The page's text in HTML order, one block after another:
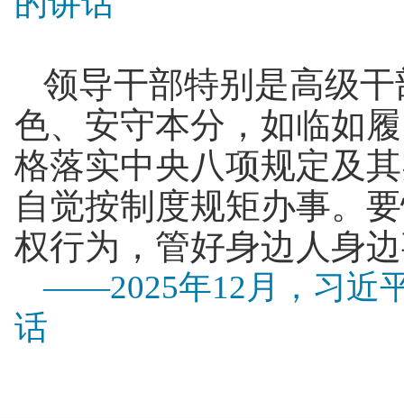
领导干部特别是高级
色、安守本分，如临如
格落实中央八项规定及
自觉按制度规矩办事。
权行为，管好身边人身
——2025年12月，习近
话